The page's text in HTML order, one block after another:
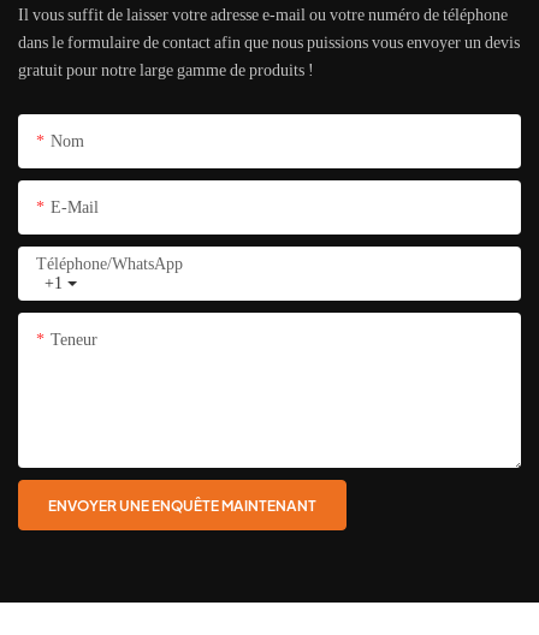
Il vous suffit de laisser votre adresse e-mail ou votre numéro de téléphone
dans le formulaire de contact afin que nous puissions vous envoyer un devis
gratuit pour notre large gamme de produits !
Nom
E-Mail
+1
Téléphone/WhatsApp
Teneur
ENVOYER UNE ENQUÊTE MAINTENANT